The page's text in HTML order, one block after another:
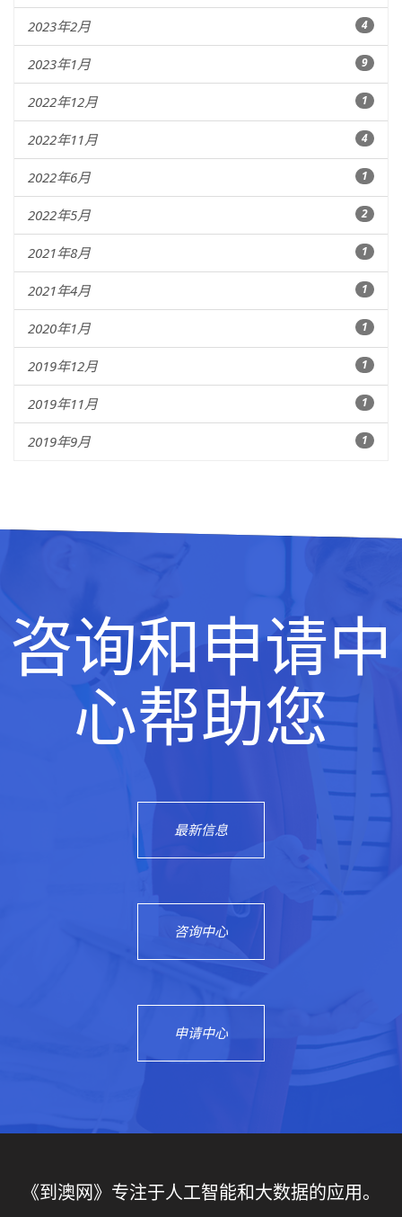
2023年2月 4
2023年1月 9
2022年12月 1
2022年11月 4
2022年6月 1
2022年5月 2
2021年8月 1
2021年4月 1
2020年1月 1
2019年12月 1
2019年11月 1
2019年9月 1
咨询和申请中
心帮助您
最新信息
咨询中心
申请中心
《到澳网》专注于人工智能和大数据的应用。